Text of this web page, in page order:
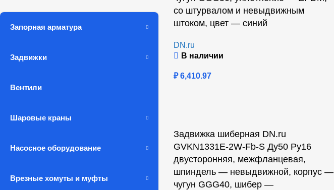
Запорная арматура
Задвижки
Вентили
Шаровые краны
Насосное оборудование
Врезные хомуты и муфты
со штурвалом и невыдвижным
штоком, цвет — синий
DN.ru
В наличии
₽6,410.97
Задвижка шиберная DN.ru
GVKN1331E-2W-Fb-S Ду50 Ру16
двусторонняя, межфланцевая,
шпиндель — невыдвижной, корпус —
чугун GGG40, шибер —